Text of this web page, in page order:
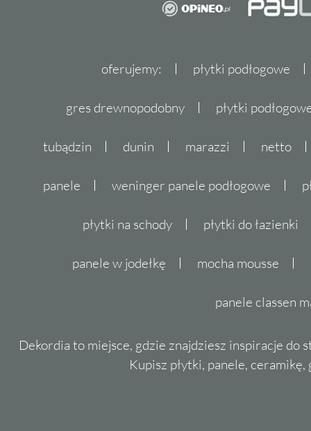
oferujemy: płytki podłogowe
gres drewnopodobny płytki
tubądzin dunin marazzi netto
panele weninger panele podłogowe
płytki na schody płytki do łazienki
panele w jodełkę mocha mousse
panele classen
Dekordia to miejsce, gdzie znajdziesz inspiracje do
Kupisz płytki, panele,